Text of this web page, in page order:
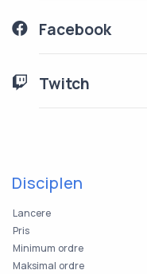
Facebook
Twitch
Disciplen
Lancere
Pris
Minimum ordre
Maksimal ordre